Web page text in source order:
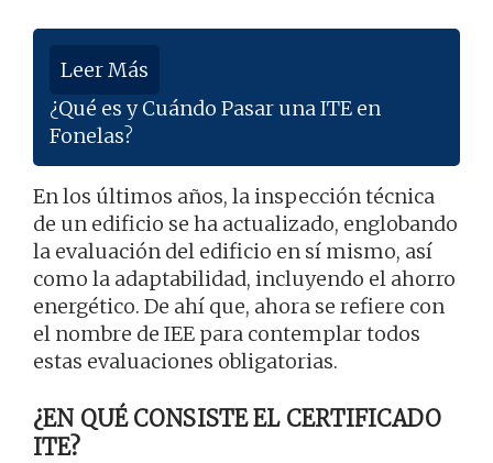
Leer Más
¿Qué es y Cuándo Pasar una ITE en
Fonelas?
En los últimos años, la inspección técnica
de un edificio se ha actualizado, englobando
la evaluación del edificio en sí mismo, así
como la adaptabilidad, incluyendo el ahorro
energético. De ahí que, ahora se refiere con
el nombre de IEE para contemplar todos
estas evaluaciones obligatorias.
¿EN QUÉ CONSISTE EL CERTIFICADO
ITE?